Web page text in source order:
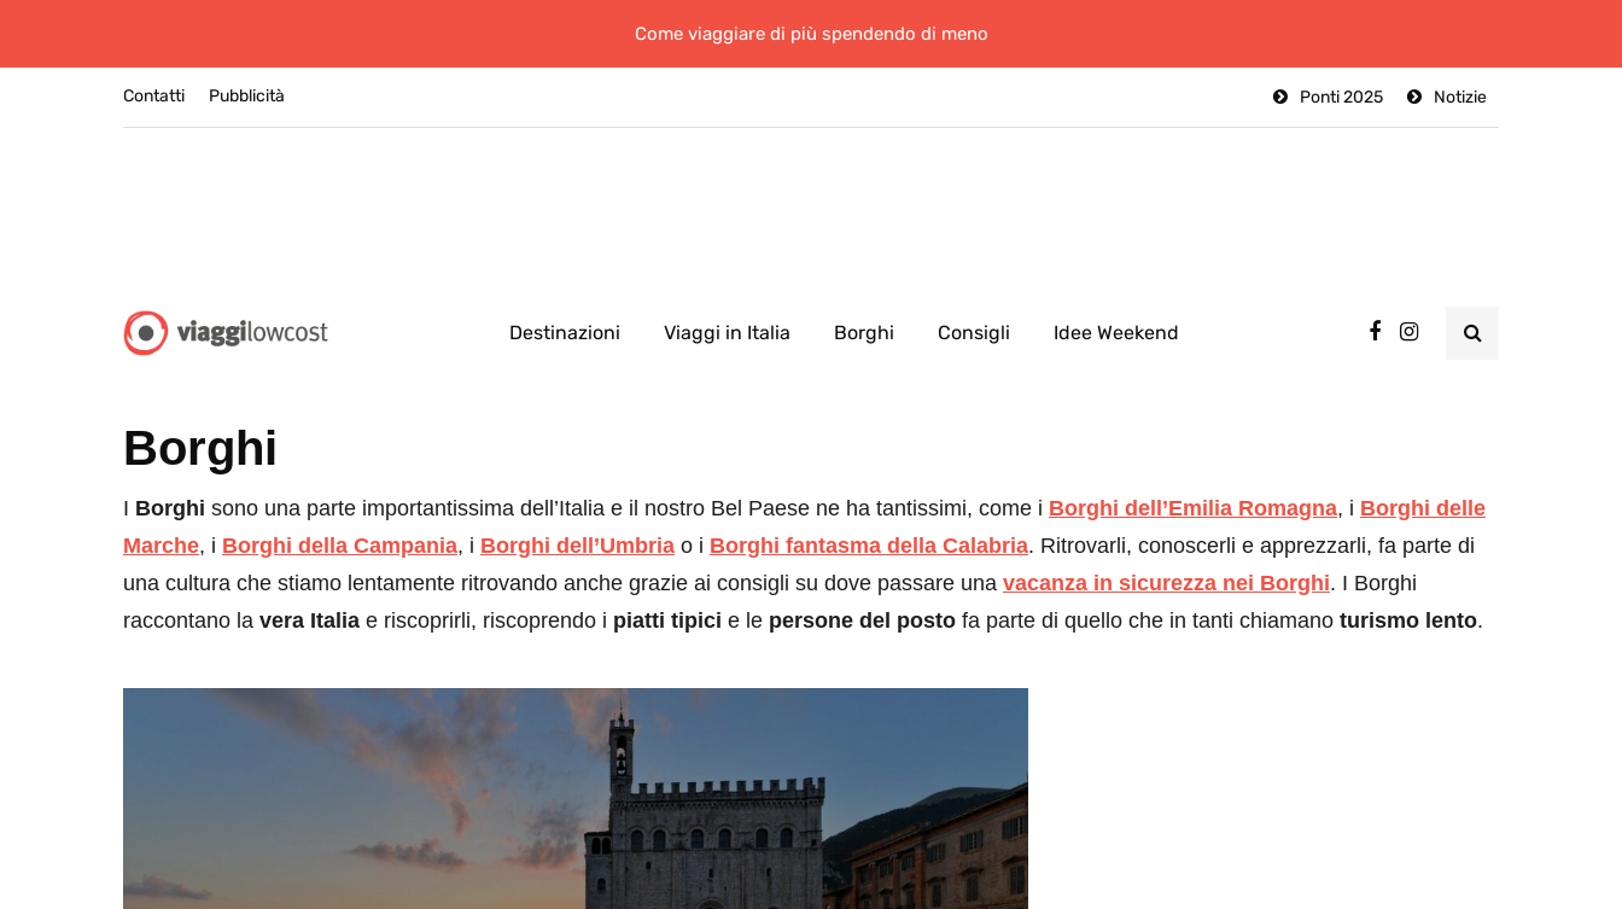
Come viaggiare di più spendendo di meno
Contatti Notizie
Ponti 2025
Pubblicità
Destinazioni Viaggi in Italia Borghi Consigli Idee Weekend
Borghi
I Borghi sono una parte importantissima dell’Italia e il nostro Bel Paese ne ha tantissimi, come i Borghi dell’Emilia Romagna, i Borghi delle
Marche, i Borghi della Campania, i Borghi dell’Umbria o i Borghi fantasma della Calabria. Ritrovarli, conoscerli e apprezzarli, fa parte di
una cultura che stiamo lentamente ritrovando anche grazie ai consigli su dove passare una vacanza in sicurezza nei Borghi. I Borghi
raccontano la vera Italia e riscoprirli, riscoprendo i piatti tipici e le persone del posto fa parte di quello che in tanti chiamano turismo lento.